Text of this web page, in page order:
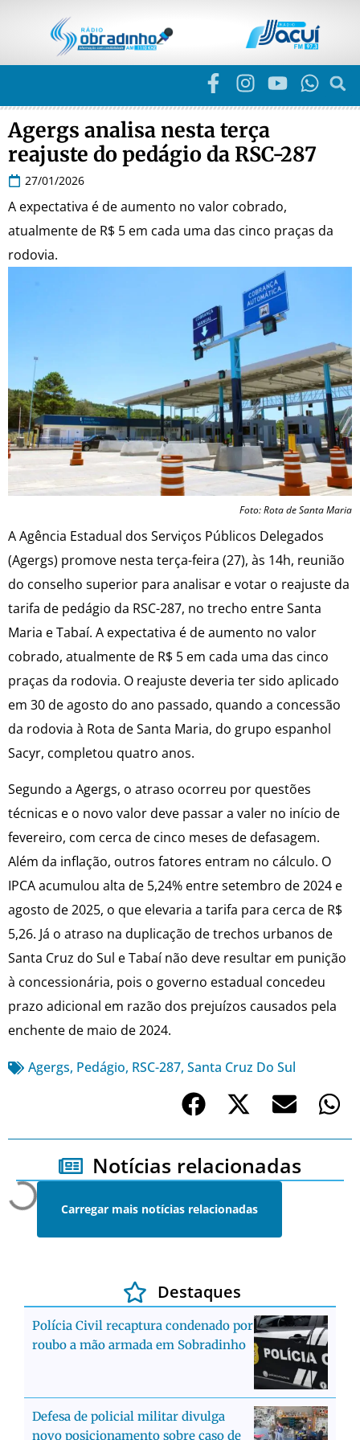
Agergs analisa nesta terça
reajuste do pedágio da RSC-287
27/01/2026
A expectativa é de aumento no valor cobrado,
atualmente de R$ 5 em cada uma das cinco praças da
rodovia.
Foto: Rota de Santa Maria
A Agência Estadual dos Serviços Públicos Delegados
(Agergs) promove nesta terça-feira (27), às 14h, reunião
do conselho superior para analisar e votar o reajuste da
tarifa de pedágio da RSC-287, no trecho entre Santa
Maria e Tabaí. A expectativa é de aumento no valor
cobrado, atualmente de R$ 5 em cada uma das cinco
praças da rodovia. O reajuste deveria ter sido aplicado
em 30 de agosto do ano passado, quando a concessão
da rodovia à Rota de Santa Maria, do grupo espanhol
Sacyr, completou quatro anos.
Segundo a Agergs, o atraso ocorreu por questões
técnicas e o novo valor deve passar a valer no início de
fevereiro, com cerca de cinco meses de defasagem.
Além da inflação, outros fatores entram no cálculo. O
IPCA acumulou alta de 5,24% entre setembro de 2024 e
agosto de 2025, o que elevaria a tarifa para cerca de R$
5,26. Já o atraso na duplicação de trechos urbanos de
Santa Cruz do Sul e Tabaí não deve resultar em punição
à concessionária, pois o governo estadual concedeu
prazo adicional em razão dos prejuízos causados pela
enchente de maio de 2024.
Agergs, Pedágio, RSC-287, Santa Cruz Do Sul
Notícias relacionadas
Carregar mais notícias relacionadas
Destaques
Polícia Civil recaptura condenado por
roubo a mão armada em Sobradinho
Defesa de policial militar divulga
novo posicionamento sobre caso de